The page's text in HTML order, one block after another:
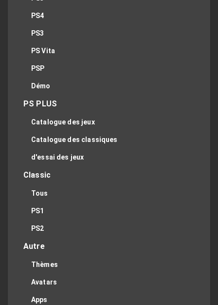
PS4
PS3
PS Vita
PSP
Démo
PS PLUS
Catalogue des jeux
Catalogue des classiques
d'essai des jeux
Classic
Tous
PS1
PS2
Autre
Thèmes
Avatars
Apps